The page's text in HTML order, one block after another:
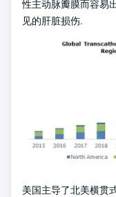
性主动脉瓣膜而容易
见的肝脏损伤.
美国主导了北美横贯